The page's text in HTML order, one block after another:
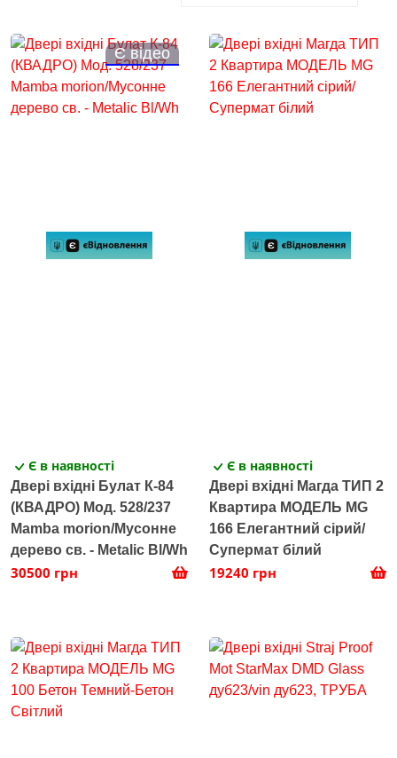
Є відео
Є в наявності
Двері вхідні Булат К-84
(КВАДРО) Мод. 528/237
Mamba morion/Мусонне
дерево св. - Metalic Bl/Wh
30500 грн
Є в наявності
Двері вхідні Магда ТИП 2
Квартира МОДЕЛЬ MG
166 Елегантний сірий/
Супермат білий
19240 грн